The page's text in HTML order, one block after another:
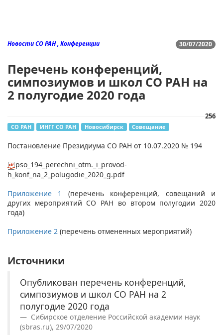
30/07/2020
Новости СО РАН , Конференции
Перечень конференций,
симпозиумов и школ СО РАН на
2 полугодие 2020 года
256
СО РАН ИНГГ СО РАН Новосибирск Совещание
Постановление Президиума СО РАН от 10.07.2020 № 194
pso_194_perechni_otm._i_provod-
h_konf_na_2_polugodie_2020_g.pdf
Приложение 1
(перечень конференций, совещаний и
других мероприятий СО РАН во втором полугодии 2020
года)
Приложение 2 (перечень отмененных мероприятий)
Источники
Опубликован перечень конференций,
симпозиумов и школ СО РАН на 2
полугодие 2020 года
Сибирское отделение Российской академии наук
(sbras.ru), 29/07/2020